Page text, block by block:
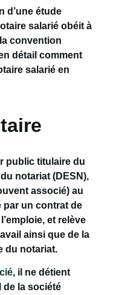
d’une étude
salarié obéit à
convention
détail comment
salarié en
public titulaire du
notariat (DESN),
associé) au
par un contrat de
et relève
ainsi que de la
du notariat.
, il ne détient
de la société